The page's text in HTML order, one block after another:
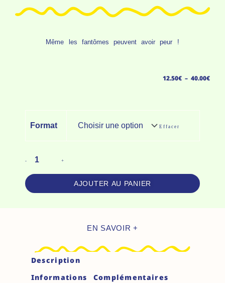
Même les fantômes peuvent avoir peur !
12.50€ – 40.00€
Format Effacer
-
De
D'Art
+
AJOUTER AU PANIER
EN SAVOIR +
Description
Informations Complémentaires